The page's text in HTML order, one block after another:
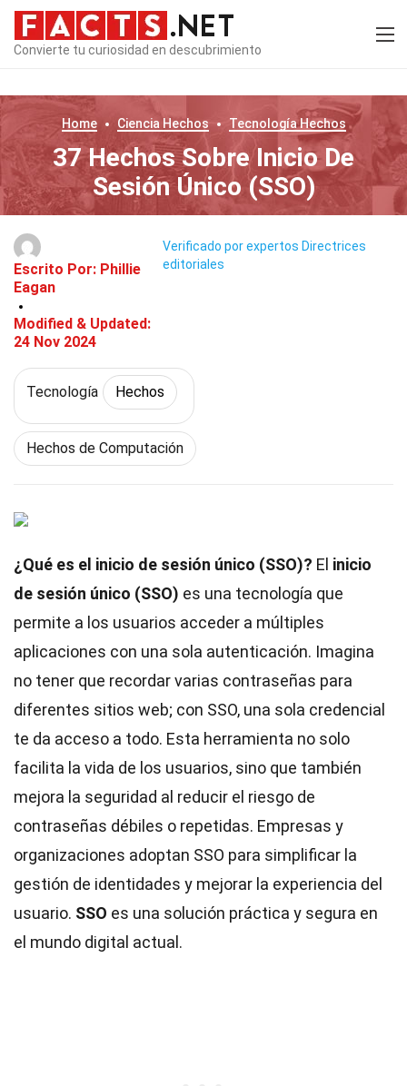
Convierte tu curiosidad en descubrimiento
Home Ciencia Hechos TecnologíaHechos
37 Hechos Sobre Inicio De
Sesión Único (SSO)
Escrito Por: Phillie
Eagan
Modified & Updated:
24 Nov 2024
Verificado por expertos Directrices
editoriales
Tecnología Hechos
Hechos de Computación
¿Qué es el inicio de sesión único (SSO)? El inicio
de sesión único (SSO) es una tecnología que
permite a los usuarios acceder a múltiples
aplicaciones con una sola autenticación. Imagina
no tener que recordar varias contraseñas para
diferentes sitios web; con SSO, una sola credencial
te da acceso a todo. Esta herramienta no solo
facilita la vida de los usuarios, sino que también
mejora la seguridad al reducir el riesgo de
contraseñas débiles o repetidas. Empresas y
organizaciones adoptan SSO para simplificar la
gestión de identidades y mejorar la experiencia del
usuario. SSO es una solución práctica y segura en
el mundo digital actual.